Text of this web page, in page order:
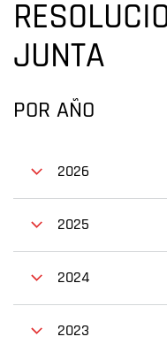
JUNTA
POR AÑO
2026
2025
2024
2023